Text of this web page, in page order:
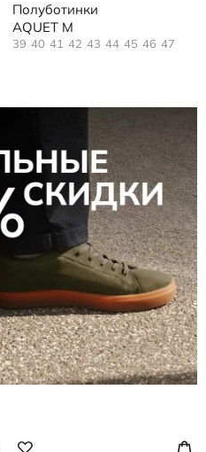
Полуботинки
AQUET M
39 40 41 42 43 44 45 46 47